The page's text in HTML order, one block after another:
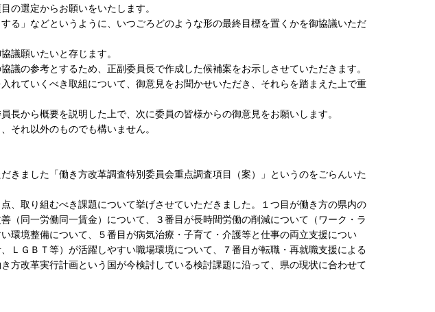
の選定からお願いをいたします。
る」などというように、いつごろどのような形の最終目標を置くかを御協議いただ
議願いたいと存じます。
の参考とするため、正副委員長で作成した候補案をお示しさせていただきます。
れていくべき取組について、御意見をお聞かせいただき、それらを踏まえた上で重
から概要を説明した上で、次に委員の皆様からの御意見をお願いします。
それ以外のものでも構いません。
ました「働き方改革調査特別委員会重点調査項目（案）」というのをごらんいた
、取り組むべき課題について挙げさせていただきました。１つ目が働き方の県内の
（同一労働同一賃金）について、３番目が長時間労働の削減について（ワーク・ラ
環境整備について、５番目が病気治療・子育て・介護等と仕事の両立支援につい
ＬＧＢＴ等）が活躍しやすい職場環境について、７番目が転職・再就職支援による
方改革実行計画という国が今検討している検討課題に沿って、県の現状に合わせて